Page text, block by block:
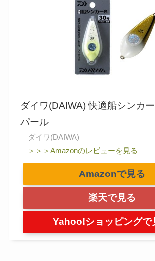
ダイワ(DAIWA) 快適船シンカ
パール
ダイワ(DAIWA)
＞＞＞Amazonのレビューを見る
Amazonで見る
楽天で見る
Yahoo!ショッピングで